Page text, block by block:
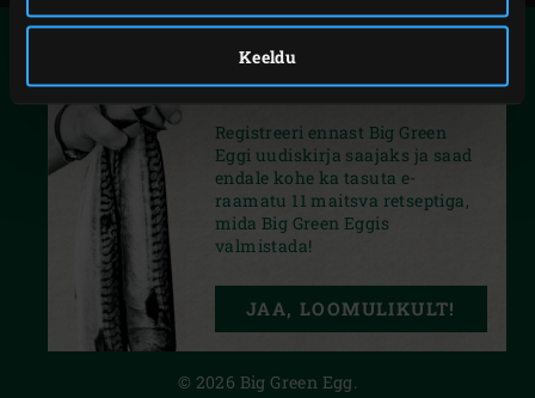
Keeldu
PRIVACY STATEMENT
© 2026 Big Green Egg.
REGISTREERI
11 RETSEPTI SINULE
Registreeri ennast Big Green
Eggi uudiskirja saajaks ja saad
endale kohe ka tasuta e-
raamatu 11 maitsva retseptiga,
mida Big Green Eggis
valmistada!
JAA, LOOMULIKULT!